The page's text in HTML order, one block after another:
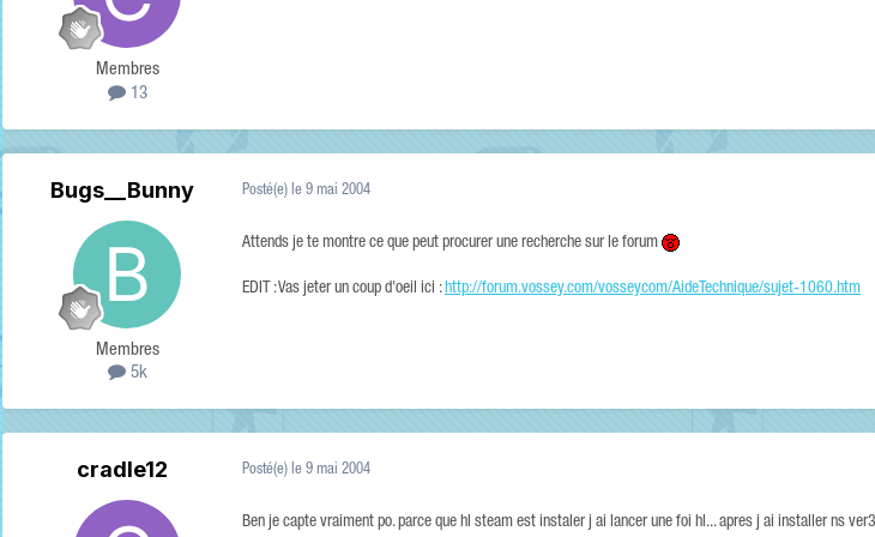
Membres
13
Bugs__Bunny
Membres
5k
Posté(e) le 9 mai 2004
Attends je te montre ce que peut procurer une recherche sur le forum
EDIT : Vas jeter un coup d'oeil ici :http://forum.vossey.com/vosseycom/AideTechnique/sujet-1060.htm
cradle12 Posté(e) le 9 mai 2004
Ben je capte vraiment po. parce que hl steam est instaler j ai lancer une foi hl... apres j ai installer ns